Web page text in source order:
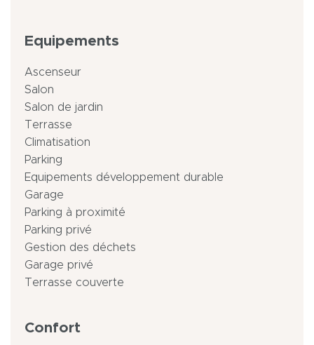
Equipements
Ascenseur
Salon
Salon de jardin
Terrasse
Climatisation
Parking
Equipements développement durable
Garage
Parking à proximité
Parking privé
Gestion des déchets
Garage privé
Terrasse couverte
Confort